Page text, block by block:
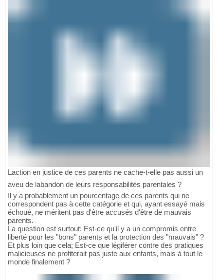
Laction en justice de ces parents ne cache-t-elle pas aussi un
aveu de labandon de leurs responsabilités parentales ?
Il y a probablement un pourcentage de ces parents qui ne
correspondent pas à cette catégorie et qui, ayant essayé mais
échoué, ne méritent pas d'être accusés d'être de mauvais
parents.
La question est surtout: Est-ce qu'il y a un compromis entre
liberté pour les "bons" parents et la protection des "mauvais" ?
Et plus loin que cela; Est-ce que légiférer contre des pratiques
malicieuses ne profiterait pas juste aux enfants, mais à tout le
monde finalement ?